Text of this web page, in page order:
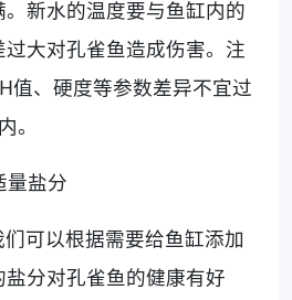
新水的温度要与鱼缸内的
大对孔雀鱼造成伤害。注
值、硬度等参数差异不宜过
。
量盐分
可以根据需要给鱼缸添加
分对孔雀鱼的健康有好